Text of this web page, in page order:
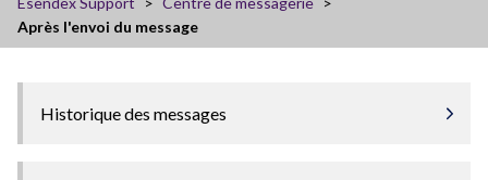
Après l'envoi du message
Historique des messages